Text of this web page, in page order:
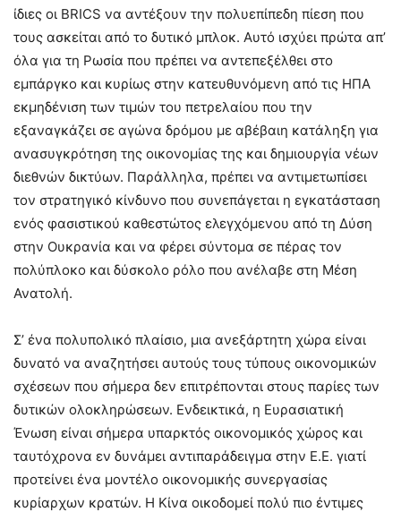
ίδιες οι BRICS να αντέξουν την πολυεπίπεδη πίεση που
τους ασκείται από το δυτικό μπλοκ. Αυτό ισχύει πρώτα απ’
όλα για τη Ρωσία που πρέπει να αντεπεξέλθει στο
εμπάργκο και κυρίως στην κατευθυνόμενη από τις ΗΠΑ
εκμηδένιση των τιμών του πετρελαίου που την
εξαναγκάζει σε αγώνα δρόμου με αβέβαιη κατάληξη για
ανασυγκρότηση της οικονομίας της και δημιουργία νέων
διεθνών δικτύων. Παράλληλα, πρέπει να αντιμετωπίσει
τον στρατηγικό κίνδυνο που συνεπάγεται η εγκατάσταση
ενός φασιστικού καθεστώτος ελεγχόμενου από τη Δύση
στην Ουκρανία και να φέρει σύντομα σε πέρας τον
πολύπλοκο και δύσκολο ρόλο που ανέλαβε στη Μέση
Ανατολή.
Σ’ ένα πολυπολικό πλαίσιο, μια ανεξάρτητη χώρα είναι
δυνατό να αναζητήσει αυτούς τους τύπους οικονομικών
σχέσεων που σήμερα δεν επιτρέπονται στους παρίες των
δυτικών ολοκληρώσεων. Ενδεικτικά, η Ευρασιατική
Ένωση είναι σήμερα υπαρκτός οικονομικός χώρος και
ταυτόχρονα εν δυνάμει αντιπαράδειγμα στην Ε.Ε. γιατί
προτείνει ένα μοντέλο οικονομικής συνεργασίας
κυρίαρχων κρατών. Η Κίνα οικοδομεί πολύ πιο έντιμες